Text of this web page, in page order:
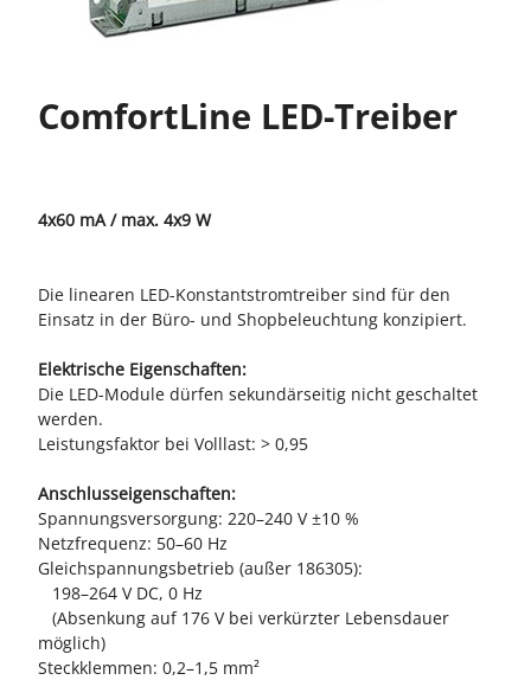
ComfortLine LED-Treiber
4x60 mA / max. 4x9 W
Die linearen LED-Konstantstromtreiber sind für den
Einsatz in der Büro- und Shopbeleuchtung konzipiert.
Elektrische Eigenschaften:
Die LED-Module dürfen sekundärseitig nicht geschaltet
werden.
Leistungsfaktor bei Volllast: > 0,95
Anschlusseigenschaften:
Spannungsversorgung: 220–240 V ±10 %
Netzfrequenz: 50–60 Hz
Gleichspannungsbetrieb (außer 186305):
198–264 V DC, 0 Hz
(Absenkung auf 176 V bei verkürzter Lebensdauer
möglich)
Steckklemmen: 0,2–1,5 mm²